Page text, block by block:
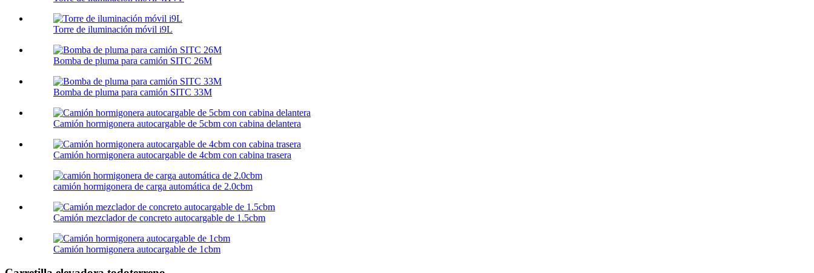
Torre de iluminación móvil i9L
Bomba de pluma para camión SITC 26M
Bomba de pluma para camión SITC 33M
Camión hormigonera autocargable de 5cbm con cabina delantera
Camión hormigonera autocargable de 4cbm con cabina trasera
camión hormigonera de carga automática de 2.0cbm
Camión mezclador de concreto autocargable de 1.5cbm
Camión hormigonera autocargable de 1cbm